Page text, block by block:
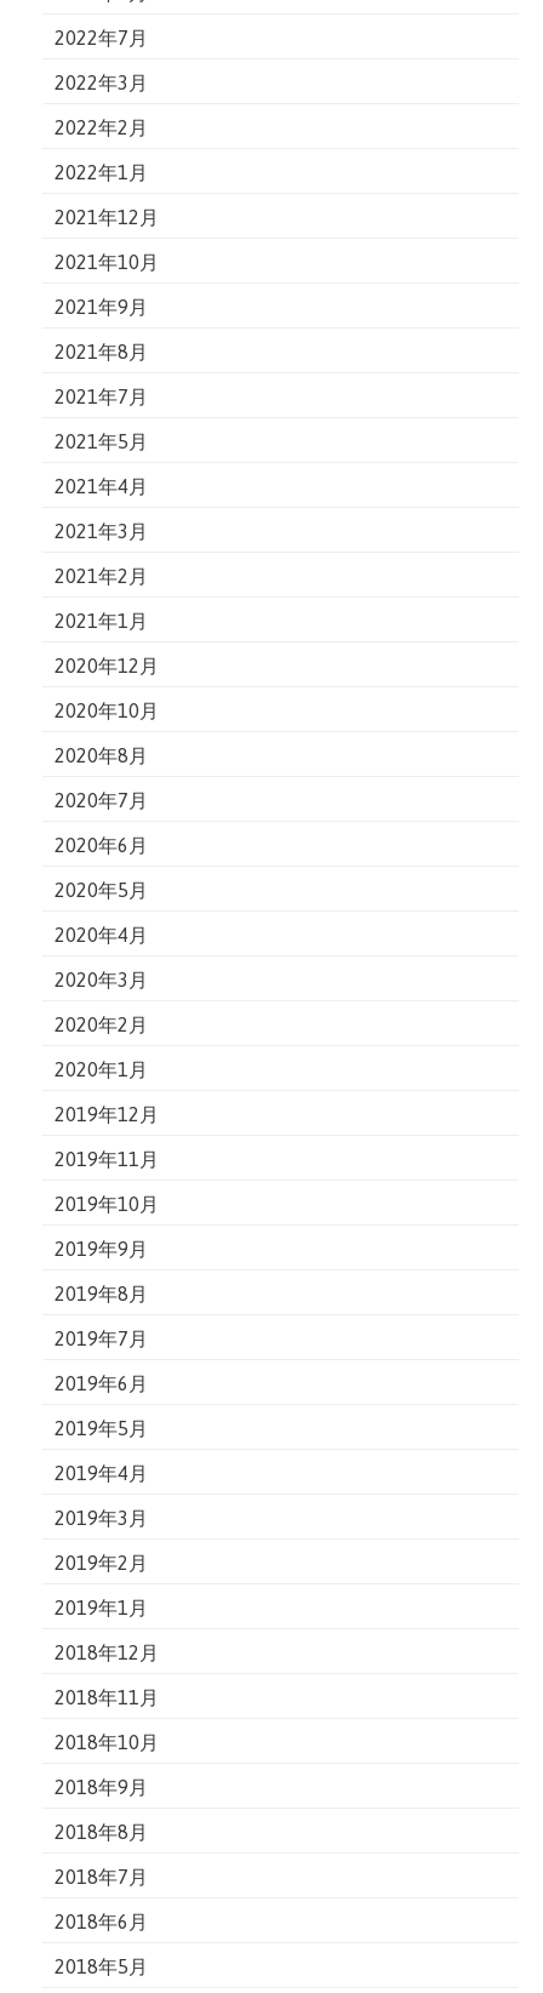
2022年7月
2022年3月
2022年2月
2022年1月
2021年12月
2021年10月
2021年9月
2021年8月
2021年7月
2021年5月
2021年4月
2021年3月
2021年2月
2021年1月
2020年12月
2020年10月
2020年8月
2020年7月
2020年6月
2020年5月
2020年4月
2020年3月
2020年2月
2020年1月
2019年12月
2019年11月
2019年10月
2019年9月
2019年8月
2019年7月
2019年6月
2019年5月
2019年4月
2019年3月
2019年2月
2019年1月
2018年12月
2018年11月
2018年10月
2018年9月
2018年8月
2018年7月
2018年6月
2018年5月